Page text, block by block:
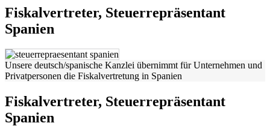
Fiskalvertreter, Steuerrepräsentant
Spanien
Unsere deutsch/spanische Kanzlei übernimmt für Unternehmen und
Privatpersonen die Fiskalvertretung in Spanien
Fiskalvertreter, Steuerrepräsentant
Spanien